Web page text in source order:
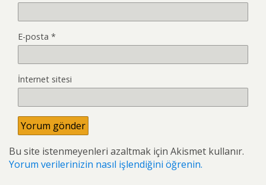
E-posta *
İnternet sitesi
Bu site istenmeyenleri azaltmak için Akismet kullanır.
Yorum verilerinizin nasıl işlendiğini öğrenin.